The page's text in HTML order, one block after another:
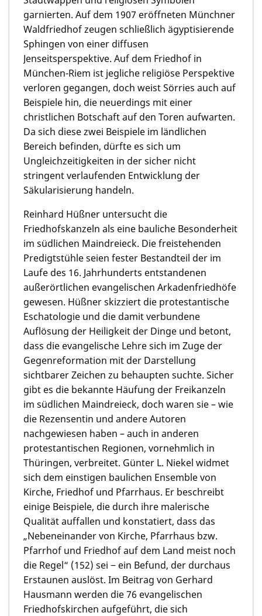
garnierten. Auf dem 1907 eröffneten Münchner
Waldfriedhof zeugen schließlich ägyptisierende
Sphingen von einer diffusen
Jenseitsperspektive. Auf dem Friedhof in
München-Riem ist jegliche religiöse Perspektive
verloren gegangen, doch weist Sörries auch auf
Beispiele hin, die neuerdings mit einer
christlichen Botschaft auf den Toren aufwarten.
Da sich diese zwei Beispiele im ländlichen
Bereich befinden, dürfte es sich um
Ungleichzeitigkeiten in der sicher nicht
stringent verlaufenden Entwicklung der
Säkularisierung handeln.
Reinhard Hüßner untersucht die
Friedhofskanzeln als eine bauliche Besonderheit
im südlichen Maindreieck. Die freistehenden
Predigtstühle seien fester Bestandteil der im
Laufe des 16. Jahrhunderts entstandenen
außerörtlichen evangelischen Arkadenfriedhöfe
gewesen. Hüßner skizziert die protestantische
Eschatologie und die damit verbundene
Auflösung der Heiligkeit der Dinge und betont,
dass die evangelische Lehre sich im Zuge der
Gegenreformation mit der Darstellung
sichtbarer Zeichen zu behaupten suchte. Sicher
gibt es die bekannte Häufung der Freikanzeln
im südlichen Maindreieck, doch waren sie – wie
die Rezensentin und andere Autoren
nachgewiesen haben – auch in anderen
protestantischen Regionen, vornehmlich in
Thüringen, verbreitet. Günter L. Niekel widmet
sich dem einstigen baulichen Ensemble von
Kirche, Friedhof und Pfarrhaus. Er beschreibt
einige Beispiele, die durch ihre malerische
Qualität auffallen und konstatiert, dass das
„Nebeneinander von Kirche, Pfarrhaus bzw.
Pfarrhof und Friedhof auf dem Land meist noch
die Regel“ (152) sei ‒ ein Befund, der durchaus
Erstaunen auslöst. Im Beitrag von Gerhard
Hausmann werden die 76 evangelischen
Friedhofskirchen aufgeführt, die sich